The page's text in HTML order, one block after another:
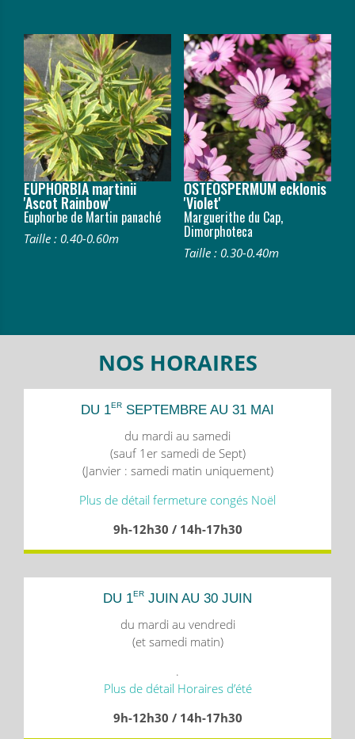
EUPHORBIA martinii
'Ascot Rainbow'
Euphorbe de Martin panaché
Taille : 0.40-0.60m
OSTEOSPERMUM ecklonis
'Violet'
Marguerithe du Cap,
Dimorphoteca
Taille : 0.30-0.40m
NOS HORAIRES
DU 1ER SEPTEMBRE AU 31 MAI
du mardi au samedi
(sauf 1er samedi de Sept)
(Janvier : samedi matin uniquement)
Plus de détail fermeture congés Noël
9h-12h30 / 14h-17h30
DU 1ER JUIN AU 30 JUIN
du mardi au vendredi
(et samedi matin)
.
Plus de détail Horaires d’été
9h-12h30 / 14h-17h30